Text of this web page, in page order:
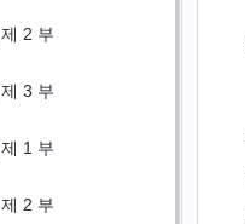
제 2 부
제 3 부
제 1 부
제 2 부